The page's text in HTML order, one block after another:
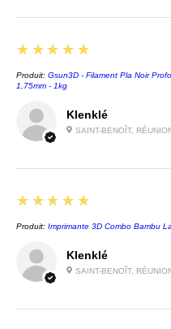
Klenklé
SAINT-BENOÎT,
5
★★★★★
Produit: Gsun3D - Filament Pla Noir
1,75mm - 1kg
Klenklé
SAINT-BENOÎT,
5
★★★★★
Produit: Imprimante 3D Combo Bambu